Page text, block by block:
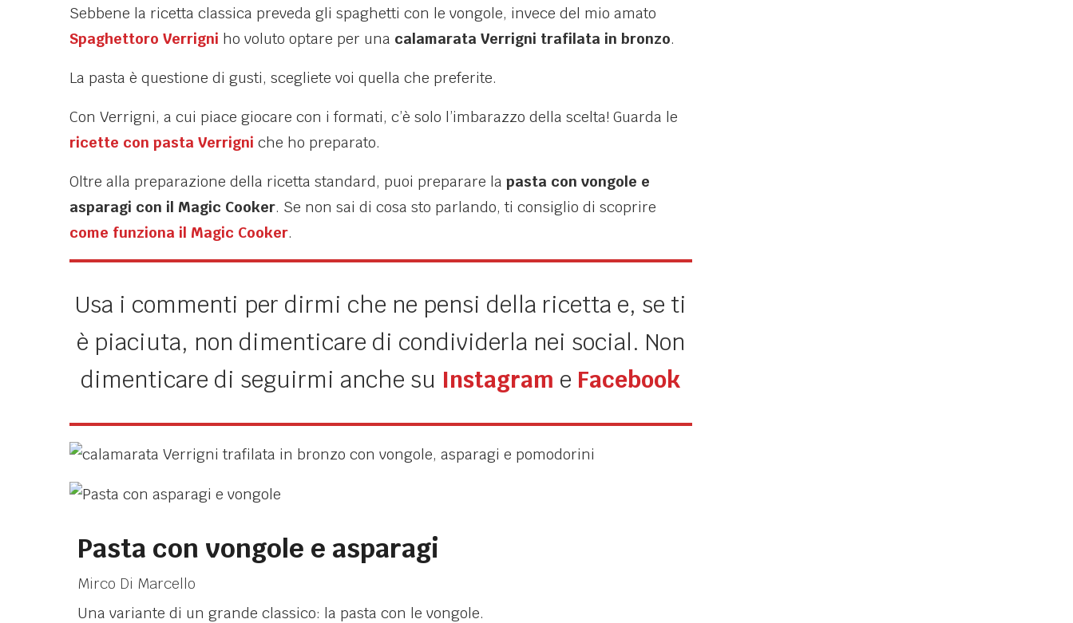
Sebbene la ricetta classica preveda gli spaghetti con le vongole, invece del mio amato
Spaghettoro Verrigni ho voluto optare per una calamarata Verrigni trafilata in bronzo.
La pasta è questione di gusti, scegliete voi quella che preferite.
Con Verrigni, a cui piace giocare con i formati, c’è solo l’imbarazzo della scelta! Guarda le
ricette con pasta Verrigni che ho preparato.
Oltre alla preparazione della ricetta standard, puoi preparare la pasta con vongole e
asparagi con il Magic Cooker. Se non sai di cosa sto parlando, ti consiglio di scoprire
come funziona il Magic Cooker.
Usa i commenti per dirmi che ne pensi della ricetta e, se ti
è piaciuta, non dimenticare di condividerla nei social. Non
dimenticare di seguirmi anche su Instagram e Facebook
Pasta con vongole e asparagi
Mirco Di Marcello
Una variante di un grande classico: la pasta con le vongole.